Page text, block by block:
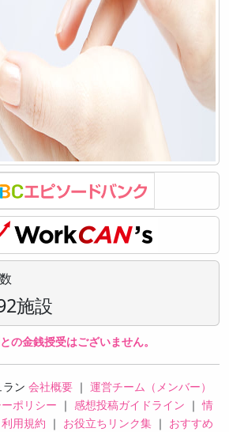
施設
の金銭授受はございません。
ン 会社概要 ｜ 運営チーム（メンバー）
ポリシー ｜ 感想投稿ガイドライン ｜情
利用規約 ｜ お役立ちリンク集 ｜ おすすめ